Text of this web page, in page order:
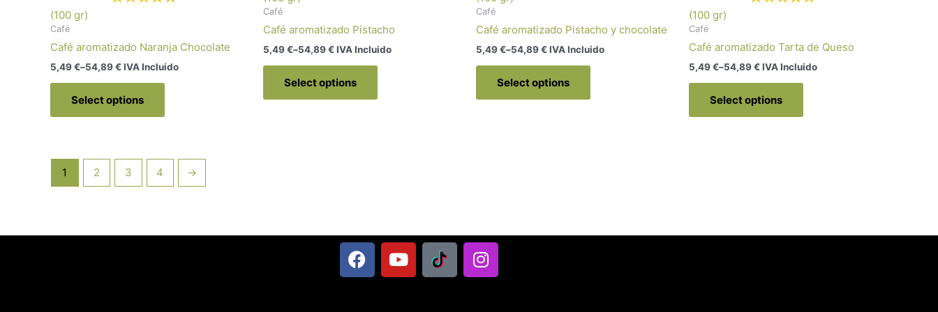
(100 gr)
Café
Café aromatizado Naranja Chocolate
5,49€–54,89€ IVA Incluido
Select options
Café
Café aromatizado Pistacho
5,49€–54,89€ IVA Incluido
Select options
Café
Café aromatizado Pistacho y chocolate
5,49€–54,89€ IVA Incluido
Select options
(100 gr)
Café
Café aromatizado Tarta de Queso
5,49€–54,89€ IVA Incluido
Select options
1 2 3 4 →
F
a
Y
o
L
o
I
n